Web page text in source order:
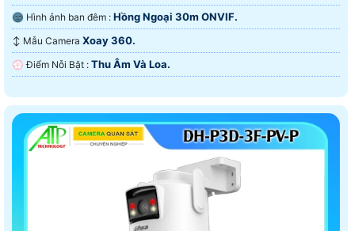
🌚 Hình ảnh ban đêm : Hồng Ngoại 30m ONVIF.
↕️ Mẫu Camera Xoay 360.
️💮 Điểm Nỗi Bật : Thu Âm Và Loa.